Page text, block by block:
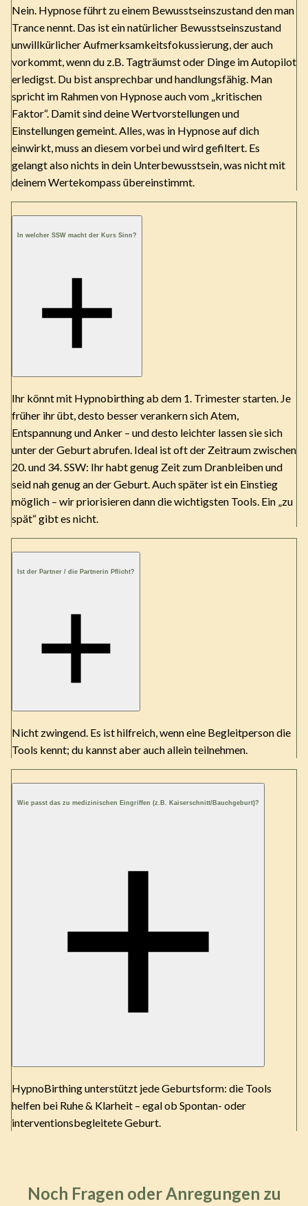
Nein. Hypnose führt zu einem Bewusstseinszustand den man
Trance nennt. Das ist ein natürlicher Bewusstseinszustand
unwillkürlicher Aufmerksamkeitsfokussierung, der auch
vorkommt, wenn du z.B. Tagträumst oder Dinge im Autopilot
erledigst. Du bist ansprechbar und handlungsfähig. Man
spricht im Rahmen von Hypnose auch vom „kritischen
Faktor“. Damit sind deine Wertvorstellungen und
Einstellungen gemeint. Alles, was in Hypnose auf dich
einwirkt, muss an diesem vorbei und wird gefiltert. Es
gelangt also nichts in dein Unterbewusstsein, was nicht mit
deinem Wertekompass übereinstimmt.
In welcher SSW macht der Kurs Sinn?
Ihr könnt mit Hypnobirthing ab dem 1. Trimester starten. Je
früher ihr übt, desto besser verankern sich Atem,
Entspannung und Anker – und desto leichter lassen sie sich
unter der Geburt abrufen. Ideal ist oft der Zeitraum zwischen
20. und 34. SSW: Ihr habt genug Zeit zum Dranbleiben und
seid nah genug an der Geburt. Auch später ist ein Einstieg
möglich – wir priorisieren dann die wichtigsten Tools. Ein „zu
spät“ gibt es nicht.
Ist der Partner / die Partnerin Pflicht?
Nicht zwingend. Es ist hilfreich, wenn eine Begleitperson die
Tools kennt; du kannst aber auch allein teilnehmen.
Wie passt das zu medizinischen Eingriffen (z.B. Kaiserschnitt/Bauchgeburt)?
HypnoBirthing unterstützt jede Geburtsform: die Tools
helfen bei Ruhe & Klarheit – egal ob Spontan- oder
interventionsbegleitete Geburt.
Noch Fragen oder Anregungen zu